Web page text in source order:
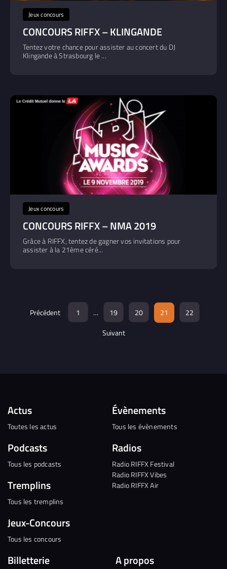
Jeux concours
CONCOURS RIFFX – KLINGANDE
Tentez votre chance pour assister au concert du DJ
Klingande à Strasbourg le ...
Jeux concours
CONCOURS RIFFX – NMA 2019
Grâce à RIFFX, tentez de gagner vos invitations pour
assister à la 21ème céré...
Précédent 1 … 19 20 21
22
Suivant
Actus
Toutes les actus
Podcasts
Tous les podcasts
Tremplins
Tous les tremplins
Jeux-Concours
Tous les concours
Évènements
Tous les évènements
Radios
Radio RIFFX Festival
Radio RIFFX Vibes
Radio RIFFX Air
Billetterie A propos